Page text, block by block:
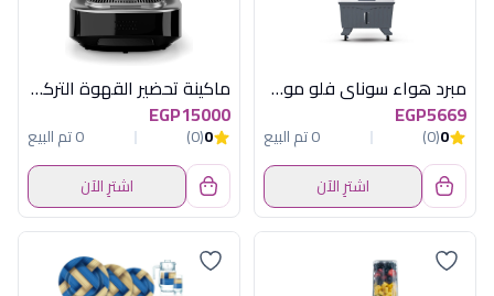
مبرد هواء سوناي فلو مودرن60 , ديجيتال, 60 لتر , 3 سرعات MAR-60DG
EGP5669
0
(0)
0 تم البيع
اشترِ الآن
ماكينة تحضير القهوة التركية أرزوم أوكا إيليت 710 وات - أسود وفضي لامع
EGP15000
0
(0)
0 تم البيع
اشترِ الآن